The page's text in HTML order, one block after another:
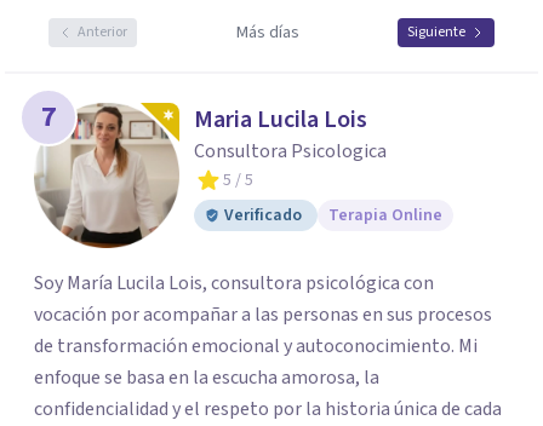
Anterior Más días Siguiente
7 Maria Lucila Lois
Consultora Psicologica
5 / 5
Verificado
Terapia Online
Soy María Lucila Lois, consultora psicológica con
vocación por acompañar a las personas en sus procesos
de transformación emocional y autoconocimiento. Mi
enfoque se basa en la escucha amorosa, la
confidencialidad y el respeto por la historia única de cada